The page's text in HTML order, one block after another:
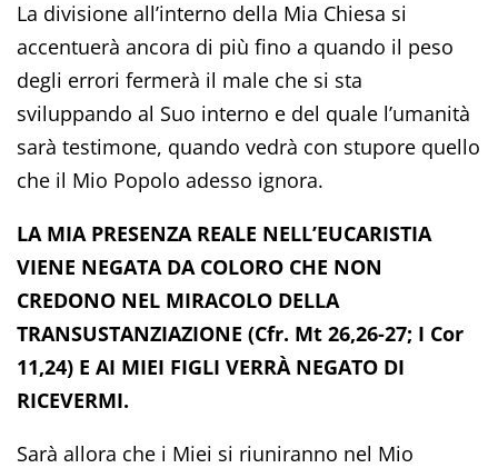
La divisione all’interno della Mia Chiesa si
accentuerà ancora di più fino a quando il peso
degli errori fermerà il male che si sta
sviluppando al Suo interno e del quale l’umanità
sarà testimone, quando vedrà con stupore quello
che il Mio Popolo adesso ignora.
LA MIA PRESENZA REALE NELL’EUCARISTIA
VIENE NEGATA DA COLORO CHE NON
CREDONO NEL MIRACOLO DELLA
TRANSUSTANZIAZIONE (Cfr. Mt 26,26-27; I Cor
11,24) E AI MIEI FIGLI VERRÀ NEGATO DI
RICEVERMI.
Sarà allora che i Miei si riuniranno nel Mio